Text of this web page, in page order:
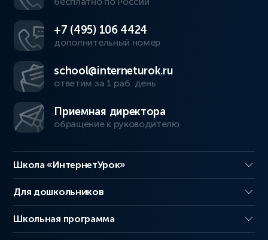
+7 (495) 106 4424
дополнительный номер
school@interneturok.ru
ответим за 1 раб. день
Приемная директора
обращение к руководителю
Школа «ИнтернетУрок»
Для дошкольников
Школьная программа